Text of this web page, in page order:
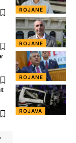
ROJANE
ROJANE
ROJANE
ROJAVA